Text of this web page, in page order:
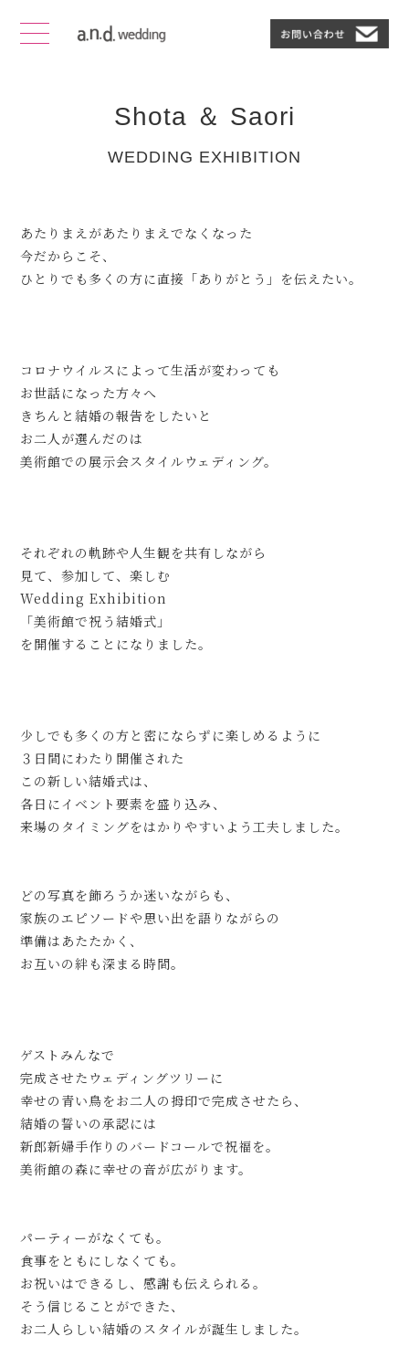
Shota ＆ Saori
WEDDING EXHIBITION
あたりまえがあたりまえでなくなった
今だからこそ、
ひとりでも多くの方に直接「ありがとう」を伝えたい。
コロナウイルスによって生活が変わっても
お世話になった方々へ
きちんと結婚の報告をしたいと
お二人が選んだのは
美術館での展示会スタイルウェディング。
それぞれの軌跡や人生観を共有しながら
見て、参加して、楽しむ
Wedding Exhibition
「美術館で祝う結婚式」
を開催することになりました。
少しでも多くの方と密にならずに楽しめるように
３日間にわたり開催された
この新しい結婚式は、
各日にイベント要素を盛り込み、
来場のタイミングをはかりやすいよう工夫しました。
どの写真を飾ろうか迷いながらも、
家族のエピソードや思い出を語りながらの
準備はあたたかく、
お互いの絆も深まる時間。
ゲストみんなで
完成させたウェディングツリーに
幸せの青い鳥をお二人の拇印で完成させたら、
結婚の誓いの承認には
新郎新婦手作りのバードコールで祝福を。
美術館の森に幸せの音が広がります。
パーティーがなくても。
食事をともにしなくても。
お祝いはできるし、感謝も伝えられる。
そう信じることができた、
お二人らしい結婚のスタイルが誕生しました。